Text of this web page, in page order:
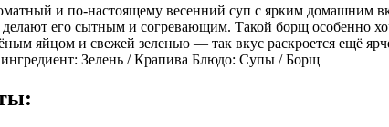
и по-настоящему весенний суп с ярким домашним
делают его сытным и согревающим. Такой борщ особенно
яйцом и свежей зеленью — так вкус раскроется ещё
Зелень / Крапива Блюдо: Супы / Борщ